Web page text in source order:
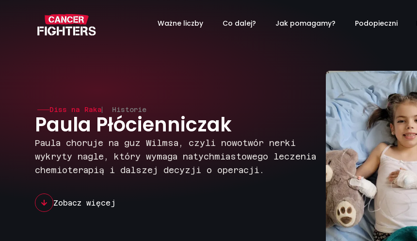
Ważne liczby Co dalej? Jak pomagamy? Podopieczni
Diss na Raka Historie
Paula Płócienniczak
Paula choruje na guz Wilmsa, czyli nowotwór nerki
wykryty nagle, który wymaga natychmiastowego leczenia
chemioterapią i dalszej decyzji o operacji.
Zobacz więcej